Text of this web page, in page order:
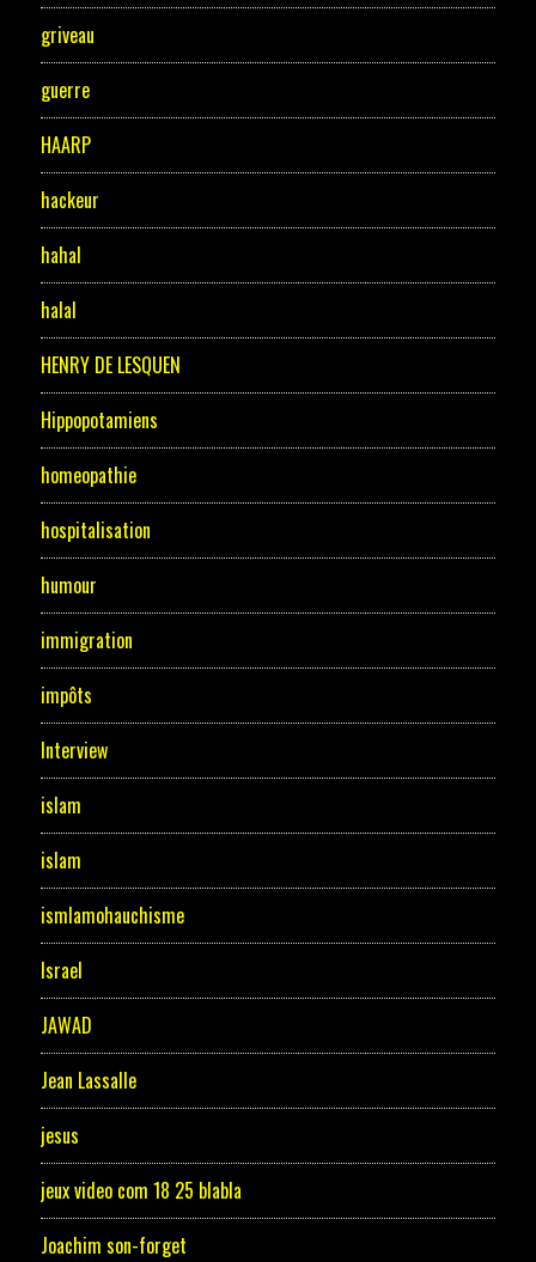
griveau
guerre
HAARP
hackeur
hahal
halal
HENRY DE LESQUEN
Hippopotamiens
homeopathie
hospitalisation
humour
immigration
impôts
Interview
islam
islam
ismlamohauchisme
Israel
JAWAD
Jean Lassalle
jesus
jeux video com 18 25 blabla
Joachim son-forget